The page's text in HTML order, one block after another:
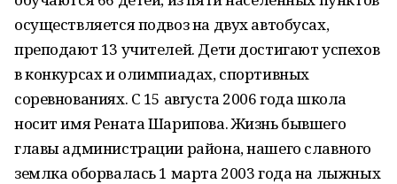
осуществляется подвоз на двух автобусах,
преподают 13 учителей. Дети достигают успехов
в конкурсах и олимпиадах, спортивных
соревнованиях. С 15 августа 2006 года школа
носит имя Рената Шарипова. Жизнь бывшего
главы администрации района, нашего славного
землка оборвалась 1 марта 2003 года на лыжных